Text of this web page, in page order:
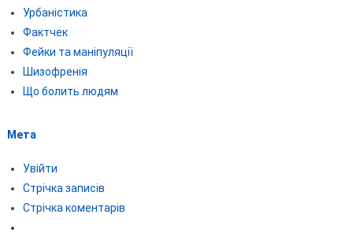
Урбаністика
Фактчек
Фейки та маніпуляції
Шизофренія
Що болить людям
Мета
Увійти
Стрічка записів
Стрічка коментарів